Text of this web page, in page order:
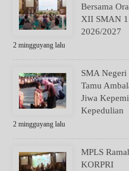
Bersama
XII SMAN 1
2026/2027
2 mingguyang lalu
SMA Negeri
Tamu
Jiwa
Kepedulian
2 mingguyang lalu
MPLS
KORPRI